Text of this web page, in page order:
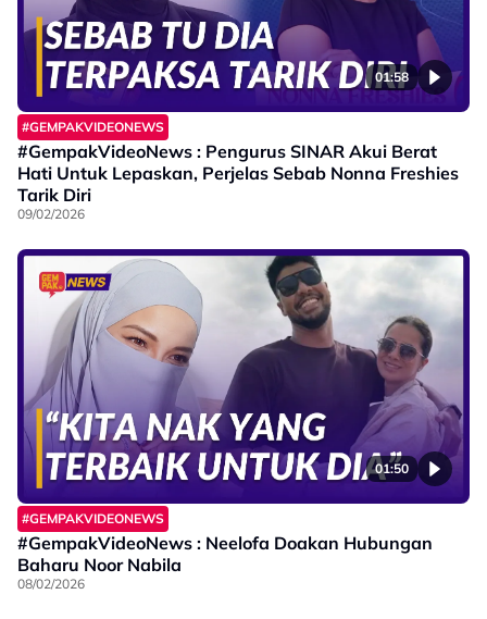
01:58
#GEMPAKVIDEONEWS
#GempakVideoNews : Pengurus SINAR Akui Berat
Hati Untuk Lepaskan, Perjelas Sebab Nonna Freshies
Tarik Diri
09/02/2026
01:50
#GEMPAKVIDEONEWS
#GempakVideoNews : Neelofa Doakan Hubungan
Baharu Noor Nabila
08/02/2026